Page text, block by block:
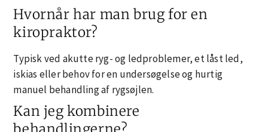
Hvornår har man brug for en
kiropraktor?
Typisk ved akutte ryg- og ledproblemer, et låst led,
iskias eller behov for en undersøgelse og hurtig
manuel behandling af rygsøjlen.
Kan jeg kombinere